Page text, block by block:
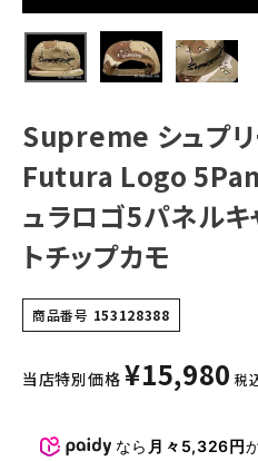
CATEGORY
パーカー・トレーナー
ジャケット・アウター
キャップ・ハット
バックパック・リュック
その他バッグ類
Supreme シュプ
Futura Logo
ュラロゴ5パネルキ
トチップカモ
商品番号 153128388
当店特別価格 ¥15,980 税
なら 月々5,326円